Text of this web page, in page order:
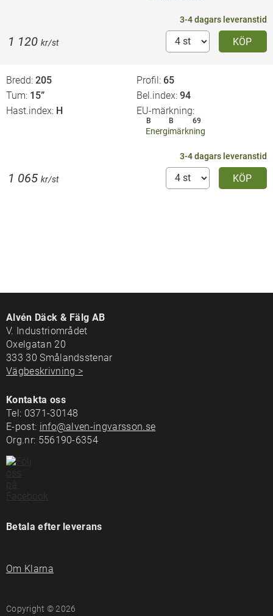
3-4 dagars leveranstid
KÖP
1 120 kr/st
Bredd 205 Profil 65
Tum 15” Bel.index 94
Hast.index H EU-märkning
B B 69
Energimärkning
3-4 dagars leveranstid
KÖP
1 065 kr/st
Alvén Däck & Fälg AB
V. Industriområdet
Oxelgatan 20
333 30 Smålandsstenar
Vägbeskrivning >
Kontakta oss
Tel: 0371-30148
E-post: info@alven-ingvarsson.se
Org.nr: 556190-6354
Betala efter leverans
Om Klarna
Copyright © 2026